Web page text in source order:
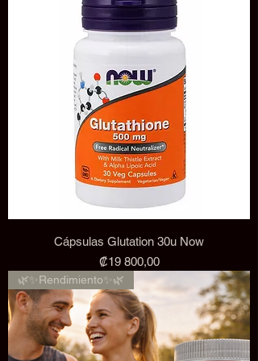
Cápsulas Glutation 30u Now
Precio
₡19 800,00
🌿✨Rendimiento✨🌿